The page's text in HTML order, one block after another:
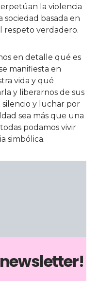
la violencia
sociedad basada en
respeto verdadero.
en detalle qué es
manifiesta en
vida y qué
y liberarnos de sus
silencio y luchar por
sea más que una
podamos vivir
simbólica.